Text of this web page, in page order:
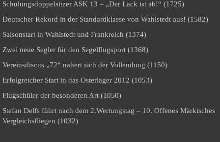
Schulungsdoppelsitzer ASK 13 – „Der Lack ist ab!“ (1725)
Deutscher Rekord in der Standardklasse von Wahlstedt aus! (1582)
Saisonstart in Wahlstedt und Frankreich (1374)
Zwei neue Segler für den Segelflugsport (1368)
Vereinsdiscus „72“ nähert sich der Vollendung (1150)
Erfolgreicher Start in das Osterlager 2012 (1053)
Flugschüler der besonderen Art (1050)
Stefan Delfs führt nach dem 2.Wertungstag – 10. Offenes Märkisches
Vergleichsfliegen (1032)